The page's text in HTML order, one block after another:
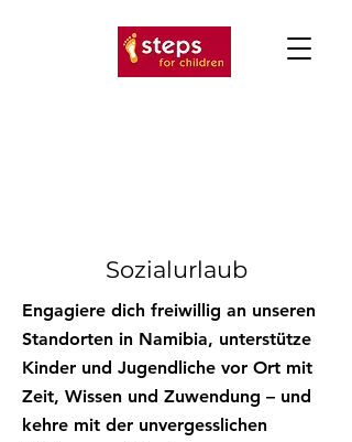
Sozialurlaub
​Engagiere dich freiwillig an unseren
Standorten in Namibia, unterstütze
Kinder und Jugendliche vor Ort mit
Zeit, Wissen und Zuwendung – und
kehre mit der unvergesslichen